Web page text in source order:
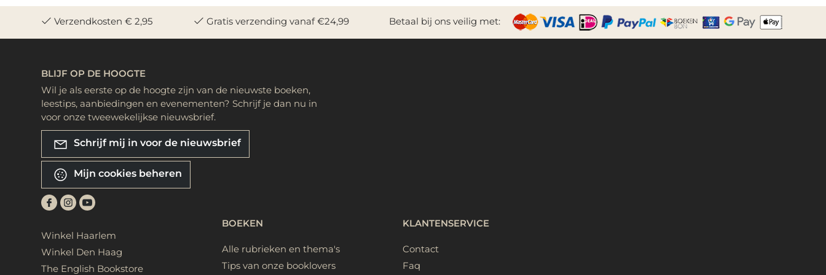
Verzendkosten € 2,95 Gratis verzending vanaf €24,99 Betaal bij ons veilig met:
BLIJF OP DE HOOGTE
Wil je als eerste op de hoogte zijn van de nieuwste boeken,
leestips, aanbiedingen en evenementen? Schrijf je dan nu in
voor onze tweewekelijkse nieuwsbrief.
Schrijf mij in voor de nieuwsbrief
Mijn cookies beheren
Winkel Haarlem
Winkel Den Haag
The English Bookstore
BOEKEN
Alle rubrieken en thema's
Tips van onze booklovers
KLANTENSERVICE
Contact
Faq